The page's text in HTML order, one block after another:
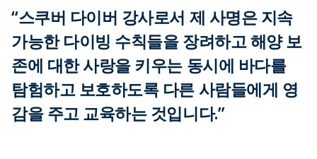
“스쿠버 다이버 강사로서 제 사명은 지속
가능한 다이빙 수칙들을 장려하고 해양 보
존에 대한 사랑을 키우는 동시에 바다를
탐험하고 보호하도록 다른 사람들에게 영
감을 주고 교육하는 것입니다.”